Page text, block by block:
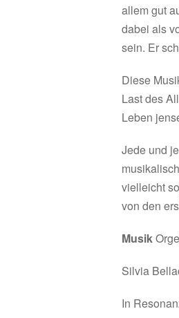
allem gut
dabei als
sein. Er
Diese
Last des
Leben
Jede und
vielleicht
von den
Musik
Silvia
In